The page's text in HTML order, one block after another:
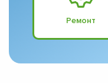
Ремонт